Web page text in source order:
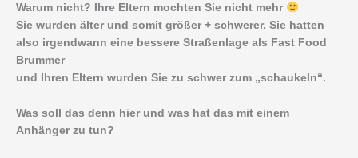
Warum nicht? Ihre Eltern mochten Sie nicht mehr
Sie wurden älter und somit größer + schwerer. Sie hatten
also irgendwann eine bessere Straßenlage als Fast Food
Brummer
und Ihren Eltern wurden Sie zu schwer zum „schaukeln“.
Was soll das denn hier und was hat das mit einem
Anhänger zu tun?